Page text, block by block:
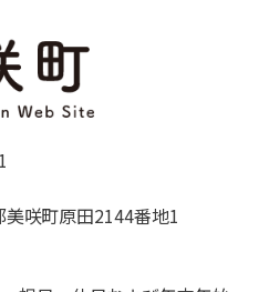
咲町原田2144番地1